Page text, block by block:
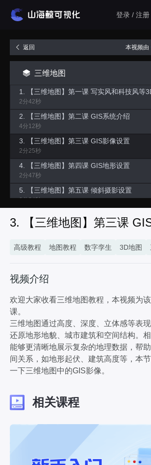
登录 / 注册
返回 本视频由
三维地图
2分42秒
2. 【三维地图】第二课 GIS系统介绍
4分12秒
3. 【三维地图】第三课 GIS影像设置
2分25秒
4. 【三维地图】第四课 GIS地形设置
2分47秒
5. 【三维地图】第五课 倾斜摄影设置
2分24秒
4分25秒
2分39秒
6分15秒
2分35秒
10. 【三维地图】第十课 GIS与屏幕空间反射
1分33秒
11. 【三维地图】第十一课 GIS相机控制
2分34秒
3. 【三维地图】第三课
高级教程 地图教程 数字孪生 3D地图
视频介绍
欢迎大家收看三维地图教程，本视频为
课。
三维地图通过高度、深度、立体感等表
还原地形地貌、城市建筑和空间结构。
能够更清晰地展示复杂的地理数据，帮
间关系，如地形起伏、建筑高度等，本
一下三维地图中的GIS影像。
相关课程